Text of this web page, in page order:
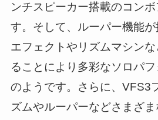
ンチスピーカー搭載のコン
す。そして、ルーパー機能が
エフェクトやリズムマシン
ることにより多彩なソロパ
のようです。さらに、VFS3
ズムやルーパーなどさまざ